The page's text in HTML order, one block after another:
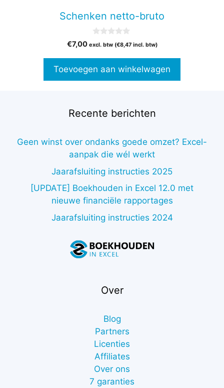
Schenken netto-bruto
v
5
€7,00 excl. btw (€8,47incl. btw)
Toevoegen aan winkelwagen
Recente berichten
Geen winst over ondanks goede omzet? Excel-
aanpak die wél werkt
Jaarafsluiting instructies 2025
[UPDATE] Boekhouden in Excel 12.0 met
nieuwe financiële rapportages
Jaarafsluiting instructies 2024
Over
Blog
Partners
Licenties
Affiliates
Over ons
7 garanties